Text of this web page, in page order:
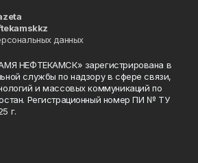
данных
НЕФТЕКАМСК» зарегистрирована в
службы по надзору в сфере связи,
и массовых коммуникаций по
Регистрационный номер ПИ № ТУ
г.